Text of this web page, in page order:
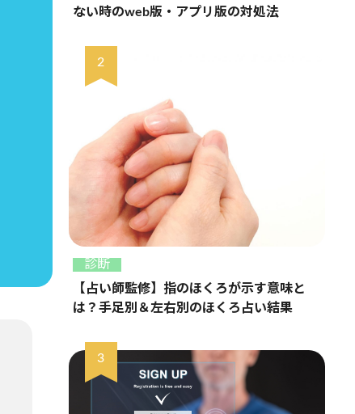
ない時のweb版・アプリ版の対処法
診断
【占い師監修】指のほくろが示す意味と
は？手足別＆左右別のほくろ占い結果